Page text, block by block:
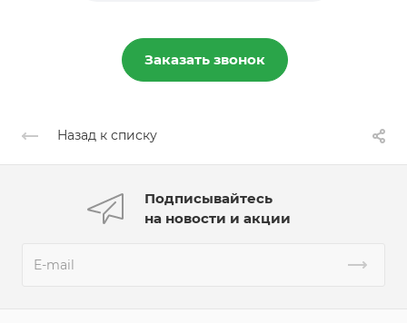
Заказать звонок
Назад к списку
Подписывайтесь
на новости и акции